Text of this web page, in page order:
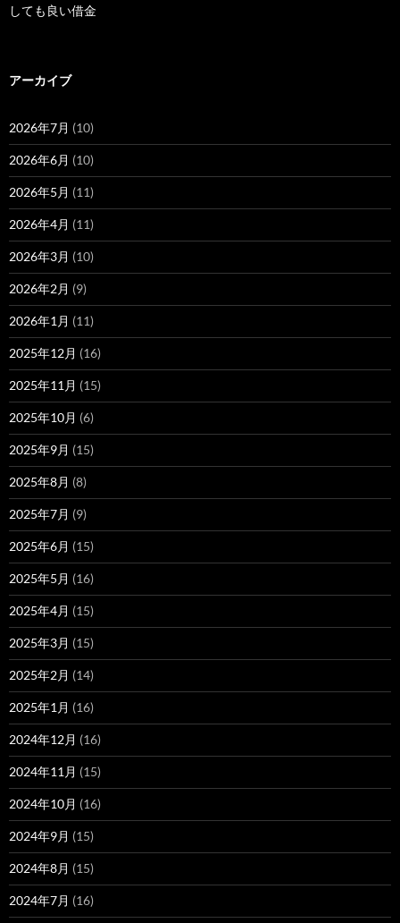
しても良い借金
アーカイブ
2026年7月 (10)
2026年6月 (10)
2026年5月 (11)
2026年4月 (11)
2026年3月 (10)
2026年2月 (9)
2026年1月 (11)
2025年12月 (16)
2025年11月 (15)
2025年10月 (6)
2025年9月 (15)
2025年8月 (8)
2025年7月 (9)
2025年6月 (15)
2025年5月 (16)
2025年4月 (15)
2025年3月 (15)
2025年2月 (14)
2025年1月 (16)
2024年12月 (16)
2024年11月 (15)
2024年10月 (16)
2024年9月 (15)
2024年8月 (15)
2024年7月 (16)